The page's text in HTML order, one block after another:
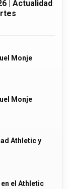
| Actualidad
Monje
Monje
Athletic y
el Athletic